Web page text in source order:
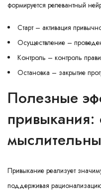
формируется релевантный
Старт – активация
Осуществление –
Контроль – контроль
Остановка – закрытие
Полезные
привыкания:
Привыкание реализует
поддерживая